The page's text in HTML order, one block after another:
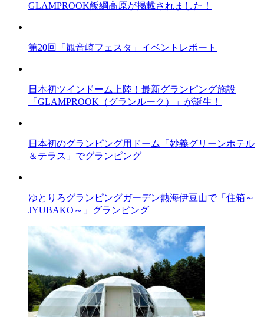
GLAMPROOK飯綱高原が掲載されました！
第20回「観音崎フェスタ」イベントレポート
日本初ツインドーム上陸！最新グランピング施設
「GLAMPROOK（グランルーク）」が誕生！
日本初のグランピング用ドーム「妙義グリーンホテル
＆テラス」でグランピング
ゆとりろグランピングガーデン熱海伊豆山で「住箱～
JYUBAKO～」グランピング